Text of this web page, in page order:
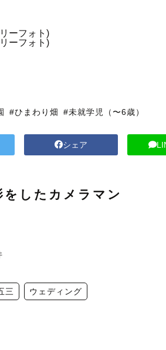
#ひまわり畑 #未就学児（〜6歳）
シェア
をしたカメラマン
三 ウェディング